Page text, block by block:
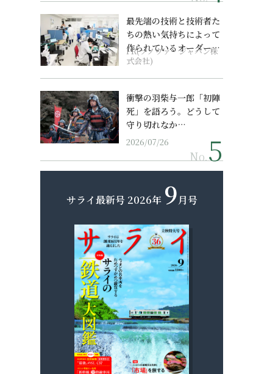
最先端の技術と技術者た
ちの熱い気持ちによって
作られているオーダーメ
イド補聴器
PR(ソノヴァ・ジャパン株
式会社)
衝撃の羽柴与一郎「初陣
死」を語ろう。どうして
守り切れなか…
2026/07/26
No.
サライ最新号 2026年 9月号